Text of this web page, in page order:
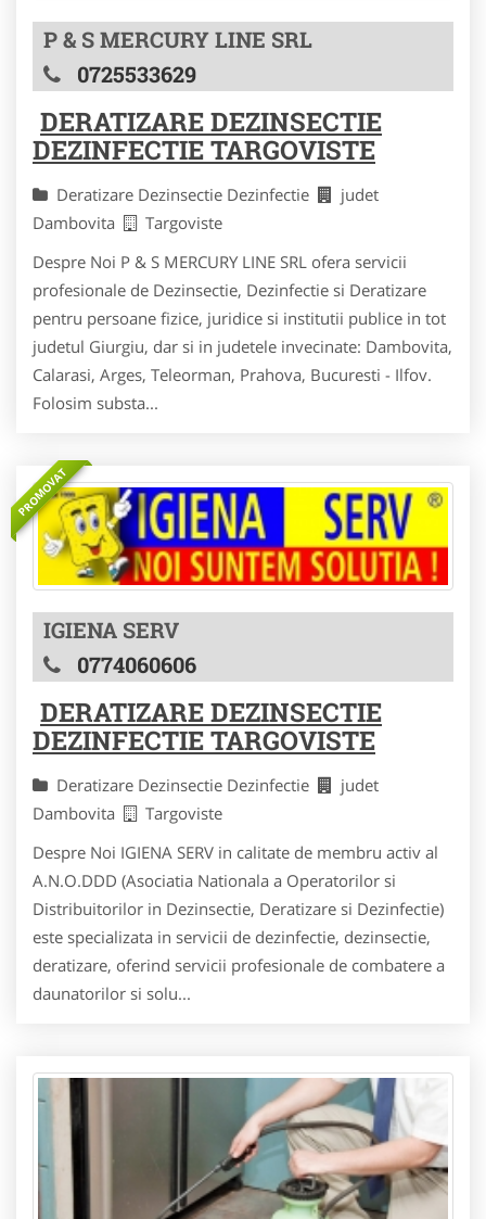
P & S MERCURY LINE SRL
0725533629
DERATIZARE DEZINSECTIE
DEZINFECTIE TARGOVISTE
Deratizare Dezinsectie Dezinfectie
judet
Dambovita
Targoviste
Despre Noi P & S MERCURY LINE SRL ofera servicii
profesionale de Dezinsectie, Dezinfectie si Deratizare
pentru persoane fizice, juridice si institutii publice in tot
judetul Giurgiu, dar si in judetele invecinate: Dambovita,
Calarasi, Arges, Teleorman, Prahova, Bucuresti - Ilfov.
Folosim substa...
PROMOVAT
IGIENA SERV
0774060606
DERATIZARE DEZINSECTIE
DEZINFECTIE TARGOVISTE
Deratizare Dezinsectie Dezinfectie
judet
Dambovita
Targoviste
Despre Noi IGIENA SERV in calitate de membru activ al
A.N.O.DDD (Asociatia Nationala a Operatorilor si
Distribuitorilor in Dezinsectie, Deratizare si Dezinfectie)
este specializata in servicii de dezinfectie, dezinsectie,
deratizare, oferind servicii profesionale de combatere a
daunatorilor si solu...